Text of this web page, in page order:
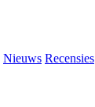
Nieuws Recensies